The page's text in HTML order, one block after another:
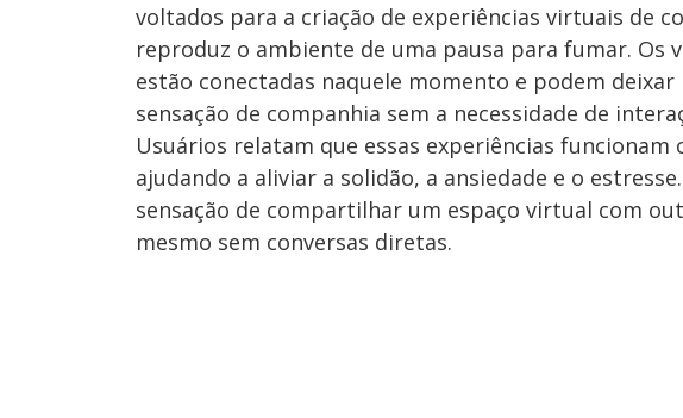
voltados para a criação de experiências virtuais de
reproduz o ambiente de uma pausa para fumar. Os
estão conectadas naquele momento e podem
sensação de companhia sem a necessidade de
Usuários relatam que essas experiências
ajudando a aliviar a solidão, a ansiedade e o
sensação de compartilhar um espaço virtual com
mesmo sem conversas diretas.